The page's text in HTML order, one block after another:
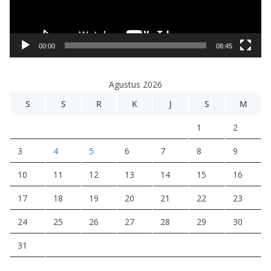
d
00:00 08:45
Agustus 2026
S
S R K J S M
1 2
3 4 5 6 7 8 9
10 11 12 13 14 15 16
17 18 19 20 21 22 23
24 25 26 27 28 29 30
31